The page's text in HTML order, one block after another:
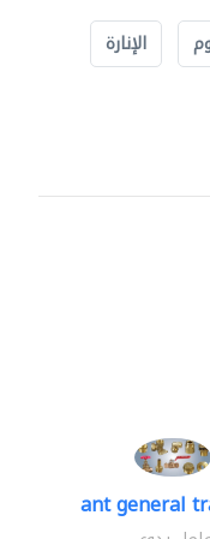
الإنارة
ant general